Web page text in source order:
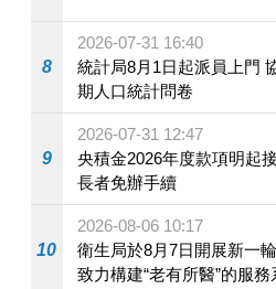
8
2026-07-31 16:40
統計局8月1日起派員上門 協助住戶完成2026 中
期人口統計問卷
9
2026-07-31 12:47
央積金2026年度款項明起接受提款
長者免辦手續
10
2026-08-06 10:17
衛生局於8月7日開展新一
致力構建“老有所醫”的服務